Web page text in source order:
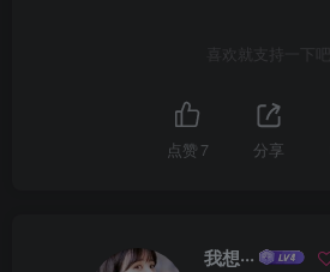
喜欢就支持一下吧
点赞 7 分享
我想···